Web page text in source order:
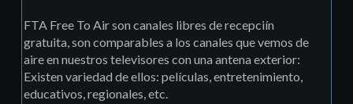
FTA Free To Air son canales libres de recepciín
gratuita, son comparables a los canales que vemos de
aire en nuestros televisores con una antena exterior:
Existen variedad de ellos: pelí­culas, entretenimiento,
educativos, regionales, etc.